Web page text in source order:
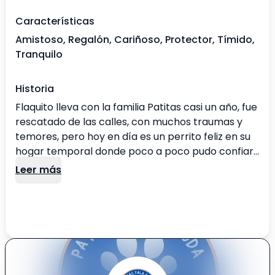
Características
Amistoso, Regalón, Cariñoso, Protector, Tímido,
Tranquilo
Historia
Flaquito lleva con la familia Patitas casi un año, fue
rescatado de las calles, con muchos traumas y
temores, pero hoy en día es un perrito feliz en su
hogar temporal donde poco a poco pudo confiar
en nosotros. Hoy esta en busca de una familia
Leer más